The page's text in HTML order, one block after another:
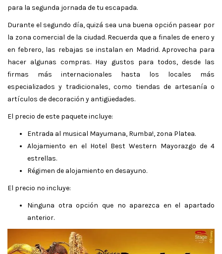
para la segunda jornada de tu escapada.
Durante el segundo día, quizá sea una buena opción pasear por
la zona comercial de la ciudad. Recuerda que a finales de enero y
en febrero, las rebajas se instalan en Madrid. Aprovecha para
hacer algunas compras. Hay gustos para todos, desde las
firmas más internacionales hasta los locales más
especializados y tradicionales, como tiendas de artesanía o
artículos de decoración y antigüedades.
El precio de este paquete incluye:
Entrada al musical Mayumana, Rumba!, zona Platea.
Alojamiento en el Hotel Best Western Mayorazgo de 4
estrellas.
Régimen de alojamiento en desayuno.
El precio no incluye:
Ninguna otra opción que no aparezca en el apartado
anterior.